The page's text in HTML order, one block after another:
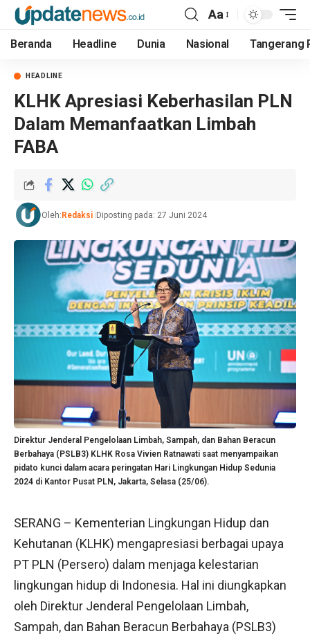
Aa
Beranda Headline Dunia Nasional Tangerang
HEADLINE
KLHK Apresiasi Keberhasilan PLN
Dalam Memanfaatkan Limbah
FABA
Oleh: Redaksi Diposting pada: 27 Juni 2024
Direktur Jenderal Pengelolaan Limbah, Sampah, dan Bahan Beracun
Berbahaya (PSLB3) KLHK Rosa Vivien Ratnawati saat menyampaikan
pidato kunci dalam acara peringatan Hari Lingkungan Hidup Sedunia
2024 di Kantor Pusat PLN, Jakarta, Selasa (25/06).
SERANG – Kementerian Lingkungan Hidup dan
Kehutanan (KLHK) mengapresiasi berbagai upaya
PT PLN (Persero) dalam menjaga kelestarian
lingkungan hidup di Indonesia. Hal ini diungkapkan
oleh Direktur Jenderal Pengelolaan Limbah,
Sampah, dan Bahan Beracun Berbahaya (PSLB3)